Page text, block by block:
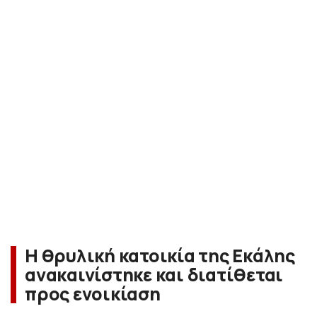
Η θρυλική κατοικία της Εκάλης
ανακαινίστηκε και διατίθεται
προς ενοικίαση